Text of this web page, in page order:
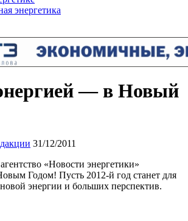
энергетика
— в Новый
31/12/2011
«Новости энергетики»
Годом! Пусть 2012-й год станет для
энергии и больших перспектив.